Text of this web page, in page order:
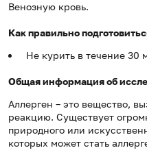
Венозную кровь.
Как правильно
Не курить в течение 30
Общая информация об
Аллерген – это вещество,
реакцию. Существует
природного или
которых может стать